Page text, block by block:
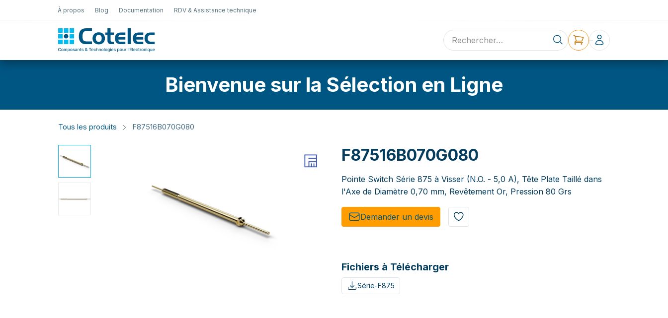
À propos Blog Documentation RDV & Assistance technique
Sélection en ligne Contact
Bienvenue sur la Sélection en Ligne
Tous les produits F87516B070G080
F87516B070G080
Pointe Switch Série 875 à Visser (N.O. - 5,0 A), Tête Plate Taillé dans
l'Axe de Diamètre 0,70 mm, Revêtement Or, Pression 80 Grs
Demander un de​​vis​​
Fichiers à Télécharger
Série-F875